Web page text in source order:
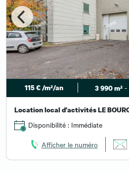
115 € /m²/an 3 990 m² -
Location local d'activités LE
Disponibilité : Immédiate
Afficher le numéro